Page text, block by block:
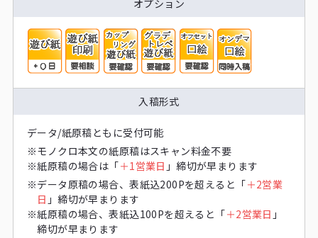
オプション
入稿形式
データ/紙原稿ともに受付可能
※モノクロ本文の紙原稿はスキャン料金不要
※紙原稿の場合は「＋1営業日 」締切が早まります
※データ原稿の場合、表紙込200Pを超えると「＋2営業
日 」締切が早まります
※紙原稿の場合、表紙込100Pを超えると「＋2営業日 」
締切が早まります